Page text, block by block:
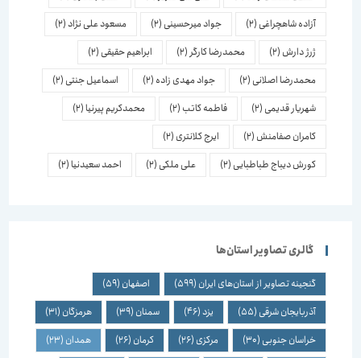
آزاده شاهچراغی(2) جواد میرحسینی(2) مسعود علی نژاد (2)
ژرژ دارش(2) محمدرضا کارگر(2) ابراهیم حقیقی(2)
محمدرضا اصلانی(2) جواد مهدی زاده(2) اسماعیل جنتی(2)
شهریار قدیمی(2) فاطمه کاتب(2) محمدکریم پیرنیا(2)
کامران صفامنش(2) ایرج کلانتری(2)
کورش دیباج طباطبایی(2) علی ملکی(2) احمد سعیدنیا(2)
گالری تصاویر استان‌ها
گنجینه تصاویر از استان‌های ایران(599) اصفهان(59)
آذربایجان شرقی(55)
(46) سمنان(39) هرمزگان(31)
خراسان جنوبی(30) مرکزی(26) کرمان(26) همدان(23)